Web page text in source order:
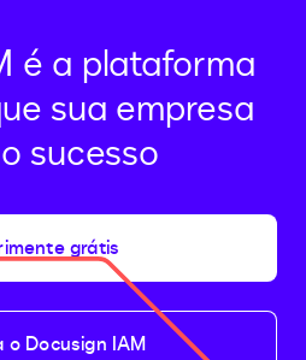
é a plataforma
sua empresa
sucesso
grátis
o Docusign IAM